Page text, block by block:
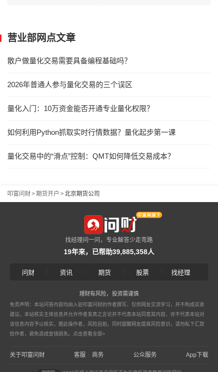
营业部网点文章
散户做量化交易需要具备编程基础吗？
2026年普通人参与量化交易的三个误区
量化入门：10万资金能否开通专业量化权限？
如何利用Python抓取实时行情数据？量化起步第一课
量化交易中的“滑点”控制：QMT如何降低交易成本？
叩富问财>期货开户 >北京期货公司
找经理问一问，专业解答少走弯路
19年来，已帮助39,885,358人
问财 资讯 期货 股票 找经理
理财有风险，投资需谨慎
免责声明：本站问答内容均由入驻叩富问财的作者撰写，仅供网友交流学习，并不构成买卖
建议。本站核实主体信息并允许作者发表之言论并不代表本站同意其内容，亦不代表本站对
该信息内容予以核实，据此操作者，风险自担。同时提醒网友提高风险意识，请勿私下汇款
给作者，避免造成金钱损失。 点击查看全部>
关于叩富问财 客服 商务 公众服务 App下载